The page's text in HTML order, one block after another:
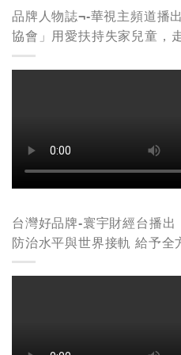
品牌人物誌¬-華視主頻道播
協會」用愛扶持失家兒童，
台灣好品牌-寰宇財經台播
防治水平與世界接軌 給予